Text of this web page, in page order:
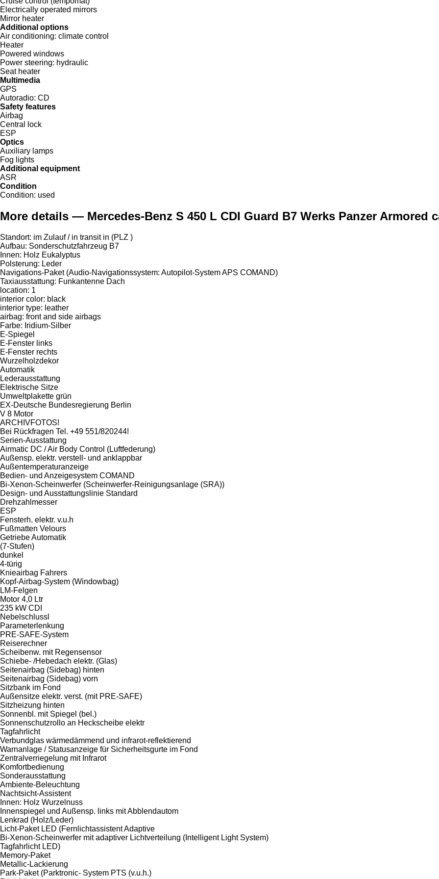
Electrically operated mirrors
Mirror heater
Additional options
Air conditioning: climate control
Heater
Powered windows
Power steering: hydraulic
Seat heater
Multimedia
GPS
Autoradio: CD
Safety features
Airbag
Central lock
ESP
Optics
Auxiliary lamps
Fog lights
Additional equipment
ASR
Condition
Condition: used
More details — Mercedes-Benz S 450 L CDI Guard B7 Werks Panzer Armored
Standort: im Zulauf / in transit in (PLZ )
Aufbau: Sonderschutzfahrzeug B7
Innen: Holz Eukalyptus
Polsterung: Leder
Navigations-Paket (Audio-Navigationssystem: Autopilot-System APS COMAND)
Taxiausstattung: Funkantenne Dach
location: 1
interior color: black
interior type: leather
airbag: front and side airbags
Farbe: Iridium-Silber
E-Spiegel
E-Fenster links
E-Fenster rechts
Wurzelholzdekor
Automatik
Lederausstattung
Elektrische Sitze
Umweltplakette grün
EX-Deutsche Bundesregierung Berlin
V 8 Motor
ARCHIVFOTOS!
Bei Rückfragen Tel. +49 551/820244!
Serien-Ausstattung
Airmatic DC / Air Body Control (Luftfederung)
Außensp. elektr. verstell- und anklappbar
Außentemperaturanzeige
Bedien- und Anzeigesystem COMAND
Bi-Xenon-Scheinwerfer (Scheinwerfer-Reinigungsanlage (SRA))
Design- und Ausstattungslinie Standard
Drehzahlmesser
ESP
Fensterh. elektr. v.u.h
Fußmatten Velours
Getriebe Automatik
(7-Stufen)
dunkel
4-türig
Knieairbag Fahrers
Kopf-Airbag-System (Windowbag)
LM-Felgen
Motor 4,0 Ltr
235 kW CDI
Nebelschlussl
Parameterlenkung
PRE-SAFE-System
Reiserechner
Scheibenw. mit Regensensor
Schiebe- /Hebedach elektr. (Glas)
Seitenairbag (Sidebag) hinten
Seitenairbag (Sidebag) vorn
Sitzbank im Fond
Außensitze elektr. verst. (mit PRE-SAFE)
Sitzheizung hinten
Sonnenbl. mit Spiegel (bel.)
Sonnenschutzrollo an Heckscheibe elektr
Tagfahrlicht
Verbundglas wärmedämmend und infrarot-reflektierend
Warnanlage / Statusanzeige für Sicherheitsgurte im Fond
Zentralverriegelung mit Infrarot
Komfortbedienung
Sonderausstattung
Ambiente-Beleuchtung
Nachtsicht-Assistent
Innen: Holz Wurzelnuss
Innenspiegel und Außensp. links mit Abblendautom
Lenkrad (Holz/Leder)
Licht-Paket LED (Fernlichtassistent Adaptive
Bi-Xenon-Scheinwerfer mit adaptiver Lichtverteilung (Intelligent Light System)
Tagfahrlicht LED)
Memory-Paket
Metallic-Lackierung
Park-Paket (Parktronic- System PTS (v.u.h.)